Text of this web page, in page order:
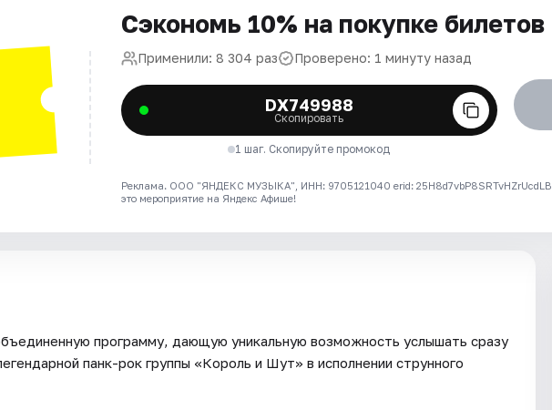
Сэкономь 10% на покупке билетов
Применили: 8 304 раз Проверено: 1 минуту назад
DX749988
Скопировать
1 шаг. Скопируйте промокод
Реклама. ООО "ЯНДЕКС МУЗЫКА", ИНН: 9705121040 erid: 25H8d7vbP8SRTvHZrUcdLB
это мероприятие на Яндекс Афише!
программу, дающую уникальную возможность услышать сразу
панк-рок группы «Король и Шут» в исполнении струнного